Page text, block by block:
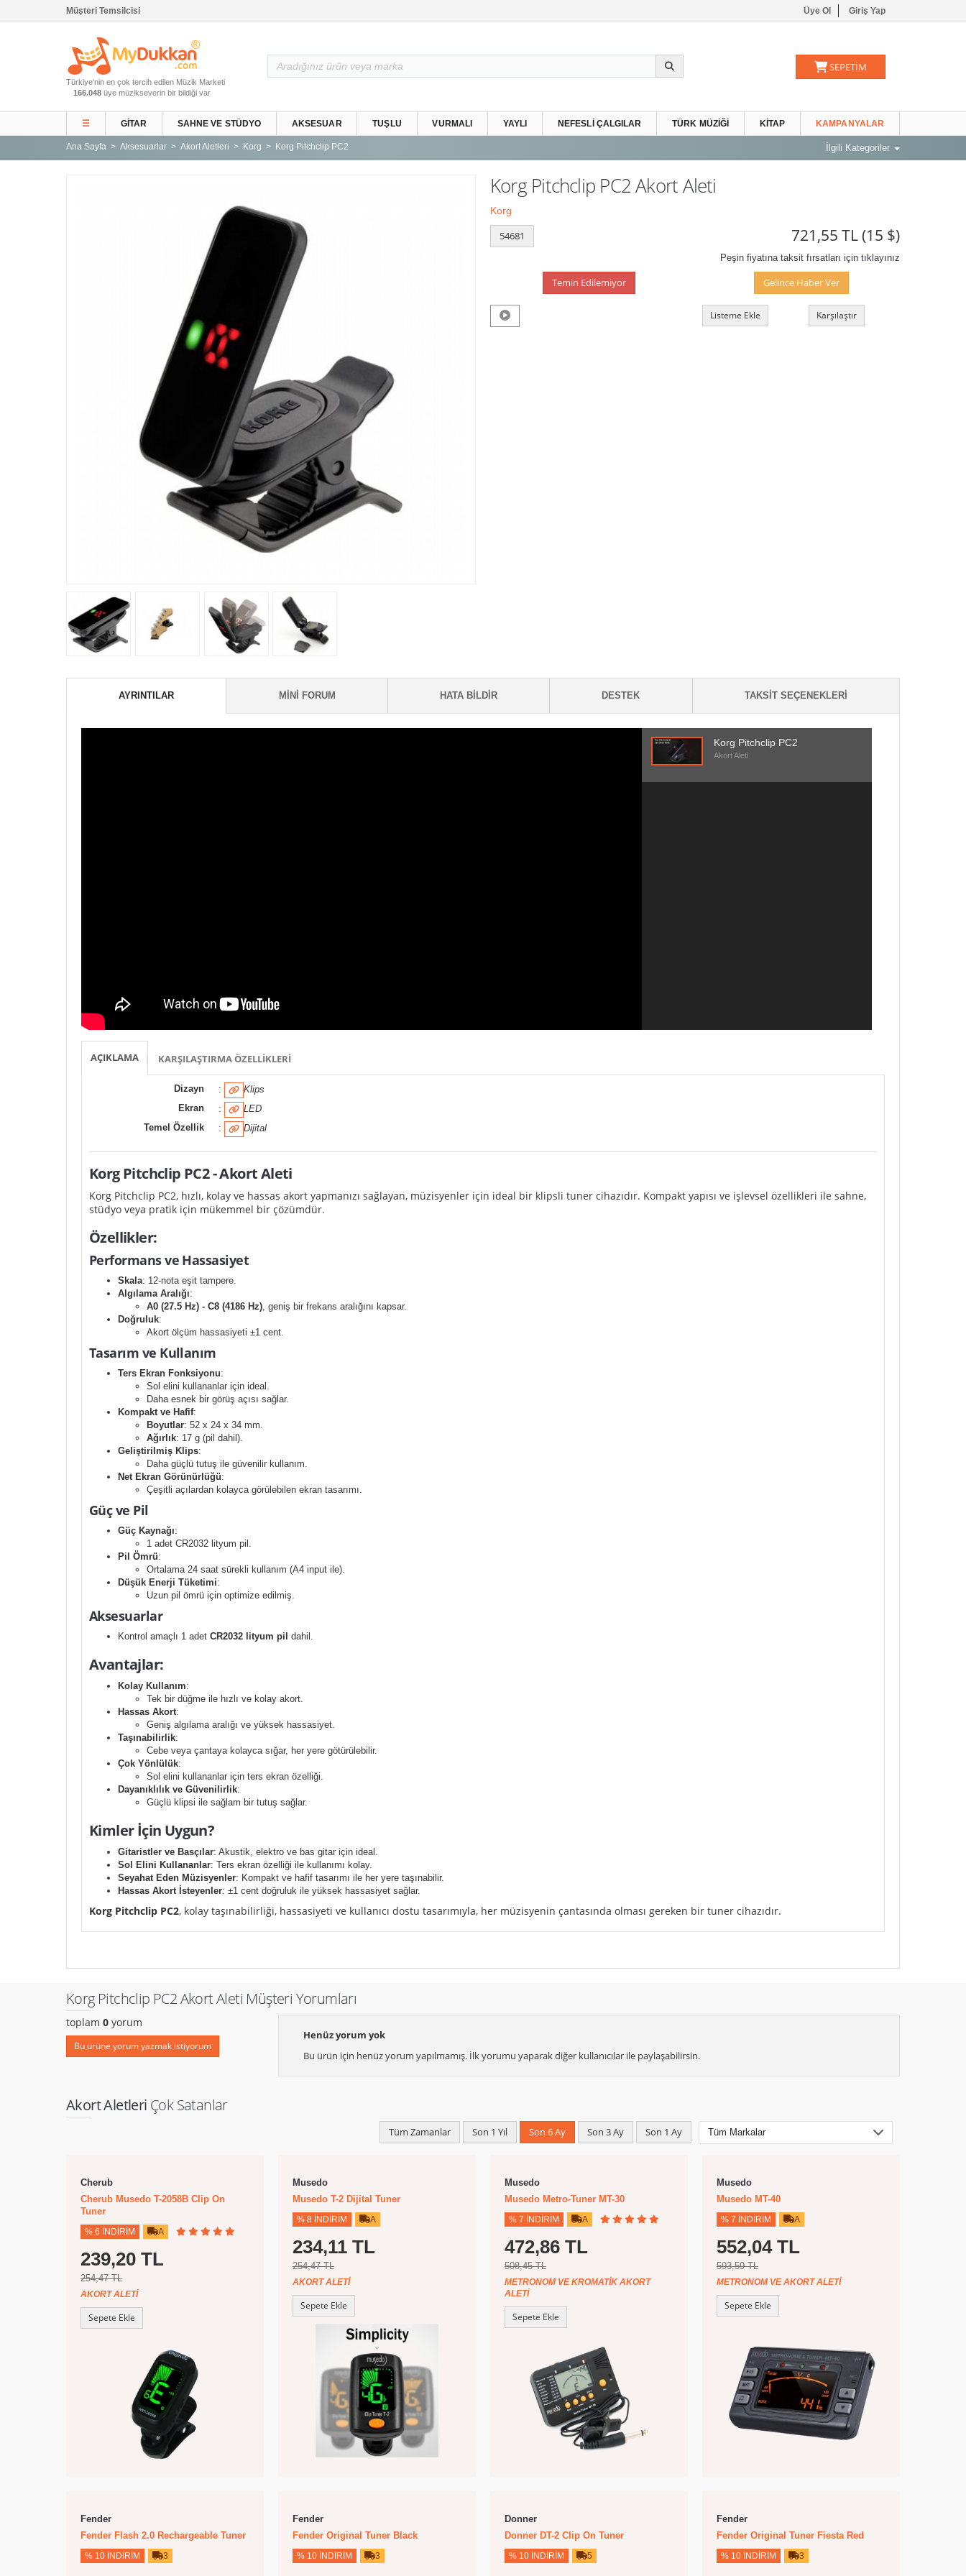
Müşteri Temsilcisi Üye Ol Giriş Yap
Gitar ve Ekipmanları
Sahne ve Stüdyo
Aksesuarlar
Türkiye'nin en çok tercih edilen Müzik Marketi
166.048 üye müzikseverin bir bildiği var
SEPETİM
☰ GITAR SAHNE VE STÜDYO AKSESUAR TUŞLU VURMALI YAYLI NEFESLI ÇALGILAR TÜRK MÜZIĞI KITAP KAMPANYALAR
Ana Sayfa Aksesuarlar Akort Aletleri Korg Korg Pitchclip PC2 İlgili Kategoriler
Korg Pitchclip PC2 Akort Aleti
Korg
54681 721,55 TL(15 $)
Peşin fiyatına taksit fırsatları için tıklayınız
Temin Edilemiyor Gelince Haber Ver
Listeme Ekle Karşılaştır
AYRINTILAR MINI FORUM HATA BILDIR DESTEK TAKSIT SEÇENEKLERI
Korg Pitchclip PC2
Akort Aleti
AÇIKLAMA KARŞILAŞTIRMA ÖZELLIKLERI
Dizayn :
Klips
Ekran
:
LED
Temel Özellik
: Dijital
Korg Pitchclip PC2 - Akort Aleti
Korg Pitchclip PC2, hızlı, kolay ve hassas akort yapmanızı sağlayan, müzisyenler için ideal bir klipsli tuner cihazıdır. Kompakt yapısı ve işlevsel özellikleri ile sahne,
stüdyo veya pratik için mükemmel bir çözümdür.
Özellikler:
Performans ve Hassasiyet
Skala: 12-nota eşit tampere.
Algılama Aralığı:
A0 (27.5 Hz) - C8 (4186 Hz), geniş bir frekans aralığını kapsar.
Doğruluk:
Akort ölçüm hassasiyeti ±1 cent.
Tasarım ve Kullanım
Ters Ekran Fonksiyonu:
Sol elini kullananlar için ideal.
Daha esnek bir görüş açısı sağlar.
Kompakt ve Hafif:
Boyutlar: 52 x 24 x 34 mm.
Ağırlık: 17 g (pil dahil).
Geliştirilmiş Klips:
Daha güçlü tutuş ile güvenilir kullanım.
Net Ekran Görünürlüğü:
Çeşitli açılardan kolayca görülebilen ekran tasarımı.
Güç ve Pil
Güç Kaynağı:
1 adet CR2032 lityum pil.
Pil Ömrü:
Ortalama 24 saat sürekli kullanım (A4 input ile).
Düşük Enerji Tüketimi:
Uzun pil ömrü için optimize edilmiş.
Aksesuarlar
Kontrol amaçlı 1 adet CR2032 lityum pil dahil.
Avantajlar:
Kolay Kullanım:
Tek bir düğme ile hızlı ve kolay akort.
Hassas Akort:
Geniş algılama aralığı ve yüksek hassasiyet.
Taşınabilirlik:
Cebe veya çantaya kolayca sığar, her yere götürülebilir.
Çok Yönlülük:
Sol elini kullananlar için ters ekran özelliği.
Dayanıklılık ve Güvenilirlik:
Güçlü klipsi ile sağlam bir tutuş sağlar.
Kimler İçin Uygun?
Gitaristler ve Basçılar: Akustik, elektro ve bas gitar için ideal.
Sol Elini Kullananlar: Ters ekran özelliği ile kullanımı kolay.
Seyahat Eden Müzisyenler: Kompakt ve hafif tasarımı ile her yere taşınabilir.
Hassas Akort İsteyenler: ±1 cent doğruluk ile yüksek hassasiyet sağlar.
Korg Pitchclip PC2, kolay taşınabilirliği, hassasiyeti ve kullanıcı dostu tasarımıyla, her müzisyenin çantasında olması gereken bir tuner cihazıdır.
Korg Pitchclip PC2 Akort Aleti Müşteri Yorumları
toplam 0 yorum
Bu ürüne yorum yazmak istiyorum
Henüz yorum yok
Bu ürün için henüz yorum yapılmamış. İlk yorumu yaparak diğer kullanıcılar ile paylaşabilirsin.
Akort Aletleri Çok Satanlar
Tüm Zamanlar Son 1 Yıl Son 6 Ay Son 3 Ay Son 1 Ay
Cherub
Cherub Musedo T-2058B Clip On
Tuner
% 6 İNDIRIM A
239,20 TL
254,47 TL
AKORT ALETI
Sepete Ekle
Musedo
Musedo T-2 Dijital Tuner
% 8 İNDIRIM A
234,11 TL
254,47 TL
AKORT ALETI
Sepete Ekle
Musedo
Musedo Metro-Tuner MT-30
% 7 İNDIRIM A
472,86 TL
508,45 TL
METRONOM VE KROMATIK AKORT
ALETI
Sepete Ekle
Musedo
Musedo MT-40
% 7 İNDIRIM A
552,04 TL
593,59 TL
METRONOM VE AKORT ALETI
Sepete Ekle
Fender
Fender Flash 2.0 Rechargeable Tuner
% 10 İNDIRIM 3
Fender
Fender Original Tuner Black
% 10 İNDIRIM 3
Donner
Donner DT-2 Clip On Tuner
% 10 İNDIRIM 5
Fender
Fender Original Tuner Fiesta Red
% 10 İNDIRIM 3